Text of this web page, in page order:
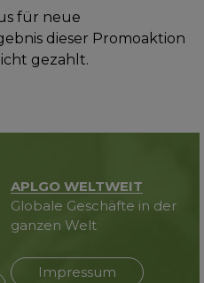
für neue
dieser Promoaktion
gezahlt.
APLGO WELTWEIT
Globale Geschäfte in der
ganzen Welt
Impressum